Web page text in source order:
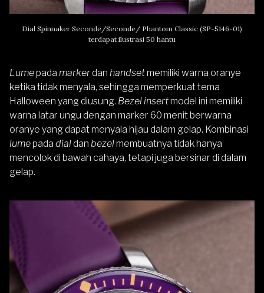
Dial Spinnaker Seconde/Seconde/ Phantom Classic (SP-5146-01)
terdapat ilustrasi 50 hantu
Lumepada markerdan handsetmemiliki warna oranye
ketika tidak menyala, sehingga memperkuat tema
Halloween yang diusung. Bezel insertmodel ini memiliki
warna latar ungu dengan marker 60 menit berwarna
oranye yang dapat menyala hijau dalam gelap. Kombinasi
lumepada dialdan bezelmembuatnya tidak hanya
mencolok di bawah cahaya, tetapi juga bersinar di dalam
gelap.